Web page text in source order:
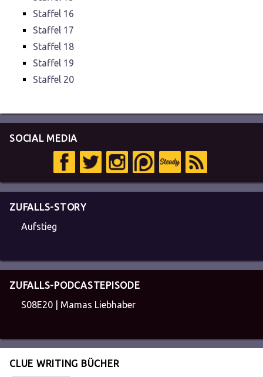
Staffel 16
Staffel 17
Staffel 18
Staffel 19
Staffel 20
SOCIAL MEDIA
ZUFALLS-STORY
Aufstieg
ZUFALLS-PODCASTEPISODE
S08E20 | Mamas Liebhaber
CLUE WRITING BÜCHER